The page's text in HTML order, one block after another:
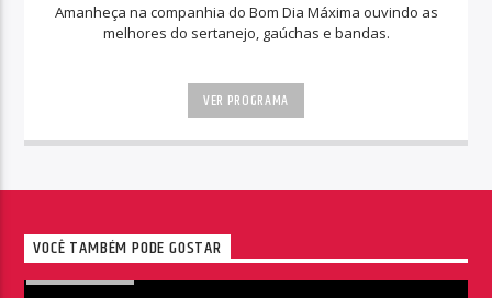
Amanheça na companhia do Bom Dia Máxima ouvindo as
melhores do sertanejo, gaúchas e bandas.
VER PROGRAMA
VOCÊ TAMBÉM PODE GOSTAR